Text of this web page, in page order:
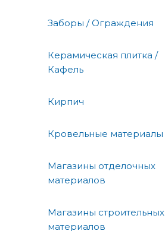
Заборы / Ограждения
Керамическая плитка /
Кафель
Кирпич
Кровельные материалы
Магазины отделочных
материалов
Магазины строительных
материалов